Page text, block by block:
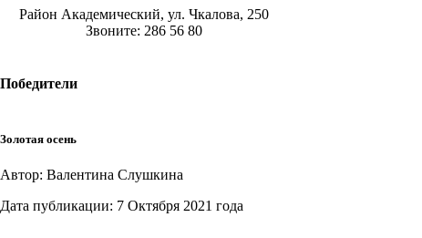
Район Академический, ул. Чкалова, 250
Звоните: 286 56 80
Победители
Золотая осень
Автор: Валентина Слушкина
Дата публикации: 7 Октября 2021 года